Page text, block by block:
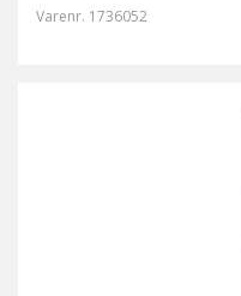
Varenr. 1736052